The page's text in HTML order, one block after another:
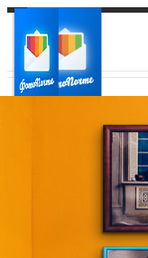
Ваш регион доставки
Выберите из списка: